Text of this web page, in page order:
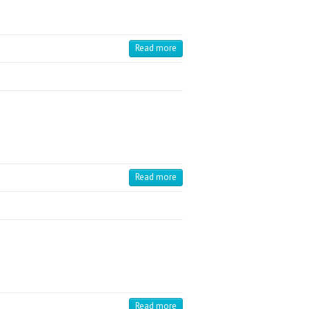
Read more
Read more
Read more